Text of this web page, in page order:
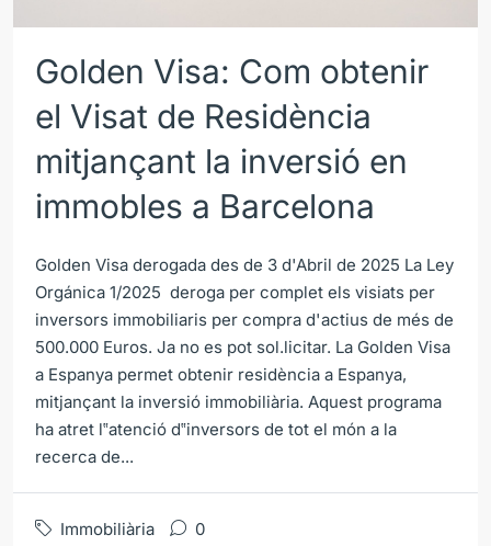
Golden Visa: Com obtenir
el Visat de Residència
mitjançant la inversió en
immobles a Barcelona
Golden Visa derogada des de 3 d'Abril de 2025 La Ley
Orgánica 1/2025 deroga per complet els visiats per
inversors immobiliaris per compra d'actius de més de
500.000 Euros. Ja no es pot sol.licitar. La Golden Visa
a Espanya permet obtenir residència a Espanya,
mitjançant la inversió immobiliària. Aquest programa
ha atret l‟atenció d‟inversors de tot el món a la
recerca de...
Immobiliària 0